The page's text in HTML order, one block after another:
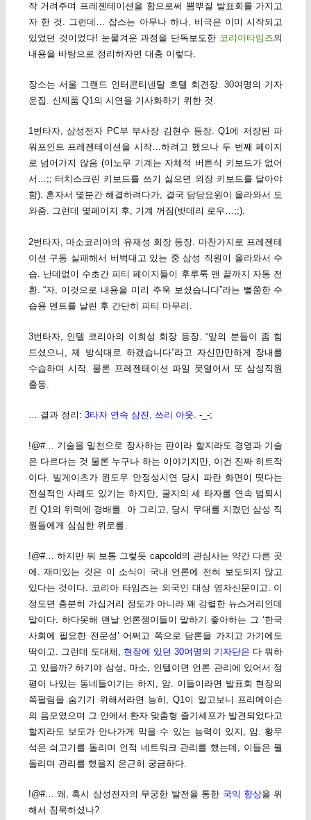
작 거려주며 프레젠테이션을 함으로써 뽐뿌질 발표회를 가지고
자 한 것. 그런데… 잡스는 아무나 하나. 비극은 이미 시작되고
있었던 것이었다! 눈물겨운 과정을 단독보도한 코리아타임즈의
내용을 바탕으로 정리하자면 대충 이렇다.
장소는 서울 그랜드 인터콘티넨탈 호텔 회견장. 30여명의 기자
운집. 신제품 Q1의 시연을 기사화하기 위한 것.
1번타자, 삼성전자 PC부 부사장 김현수 등장. Q1에 저장된 파
워포인트 프레젠테이션을 시작…하려고 했으나 두 번째 페이지
로 넘어가지 않음 (이노무 기계는 자체적 버튼식 키보드가 없어
서…;; 터치스크린 키보드를 쓰기 싫으면 외장 키보드를 달아야
함). 혼자서 몇분간 해결하려다가, 결국 담당요원이 올라와서 도
와줌. 그런데 몇페이지 후, 기계 꺼짐(밧데리 로우…;;).
2번타자, 마소코리아의 유재성 회장 등장. 마찬가지로 프레젠테
이션 구동 실패해서 버벅대고 있는 중 삼성 직원이 올라와서 수
습. 난데없이 수초간 피티 페이지들이 후루룩 맨 끝까지 자동 전
환. “자, 이것으로 내용을 미리 주욱 보셨습니다”라는 뻘쭘한 수
습용 멘트를 날린 후 간단히 피티 마무리.
3번타자, 인텔 코리아의 이희성 회장 등장. “앞의 분들이 좀 힘
드셨으니, 제 방식대로 하겠습니다”라고 자신만만하게 장내를
수습하며 시작. 물론 프레젠테이션 파일 못열어서 또 삼성직원
출동.
… 결과 정리: 3타자 연속 삼진, 쓰리 아웃 . -_-;
!@#… 기술을 밑천으로 장사하는 판이라 할지라도 경영과 기술
은 다르다는 것 물론 누구나 하는 이야기지만, 이건 진짜 히트작
이다. 빌게이츠가 윈도우 안정성시연 당시 파란 화면이 떳다는
전설적인 사례도 있기는 하지만, 굴지의 세 타자를 연속 범퇴시
킨 Q1의 위력에 경배를. 아 그리고, 당시 무대를 지켰던 삼성 직
원들에게 심심한 위로를.
!@#… 하지만 뭐 보통 그렇듯 capcold의 관심사는 약간 다른 곳
에. 재미있는 것은 이 소식이 국내 언론에 전혀 보도되지 않고
있다는 것이다. 코리아 타임즈는 외국인 대상 영자신문이고. 이
정도면 충분히 가십거리 정도가 아니라 꽤 강렬한 뉴스거리인데
말이다. 하다못해 맨날 언론쟁이들이 말하기 좋아하는 그 ‘한국
사회에 필요한 전문성’ 어쩌고 쪽으로 담론을 가지고 가기에도
딱이고. 그런데 도대체, 현장에 있던 30여명의 기자단은 다 뭐하
고 있을까? 하기야 삼성, 마소, 인텔이면 언론 관리에 있어서 정
평이 나있는 동네들이기는 하지, 암. 이들이라면 발표회 현장의
쪽팔림을 숨기기 위해서라면 능히, Q1이 알고보니 프리메이슨
의 음모였으며 그 안에서 환자 맞춤형 줄기세포가 발견되었다고
할지라도 보도가 안나가게 막을 수 있는 능력이 있지, 암. 황우
석은 쇠고기를 돌리며 인적 네트워크 관리를 했는데, 이들은 뭘
돌리며 관리를 했을지 은근히 궁금하다.
!@#… 왜, 혹시 삼성전자의 무궁한 발전을 통한 국익 향상을 위
해서 침묵하셨나?